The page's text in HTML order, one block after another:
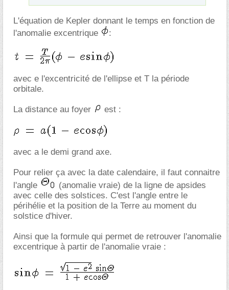
L'équation de Kepler donnant le temps en fonction de
l'anomalie excentrique
:
avec e l'excentricité de l'ellipse et T la période
orbitale.
La distance au foyer est :
avec a le demi grand axe.
Pour relier ça avec la date calendaire, il faut connaitre
l'angle
(anomalie vraie) de la ligne de apsides
avec celle des solstices. C'est l'angle entre le
périhélie et la position de la Terre au moment du
solstice d'hiver.
Ainsi que la formule qui permet de retrouver l'anomalie
excentrique à partir de l'anomalie vraie :